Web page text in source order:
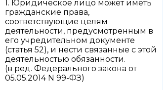
1. Юридическое лицо может иметь
гражданские права,
соответствующие целям
деятельности, предусмотренным в
его учредительном документе
(статья 52), и нести связанные с этой
деятельностью обязанности.
(в ред. Федерального закона от
05.05.2014 N 99-ФЗ)